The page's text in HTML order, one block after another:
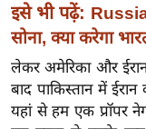
ग
इं
डि
या
सा
इसे भी पढ़ें: Russia
सोना, क्या करेगा
लेकर अमेरिका और
बाद पाकिस्तान में
यहां से हम एक प्रॉपर